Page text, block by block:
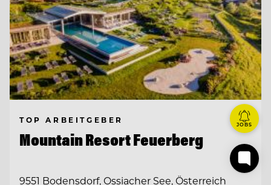
TOP ARBEITGEBER
Mountain Resort Feuerberg
9551 Bodensdorf, Ossiacher See, Österreich
JOBS